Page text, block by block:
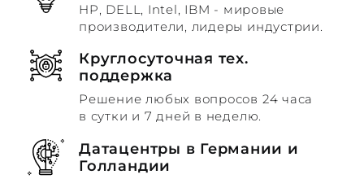
HP, DELL, Intel, IBM - мировые
производители, лидеры индустрии.
Круглосуточная тех.
поддержка
Решение любых вопросов 24 часа
в сутки и 7 дней в неделю.
Датацентры в Германии и
Голландии